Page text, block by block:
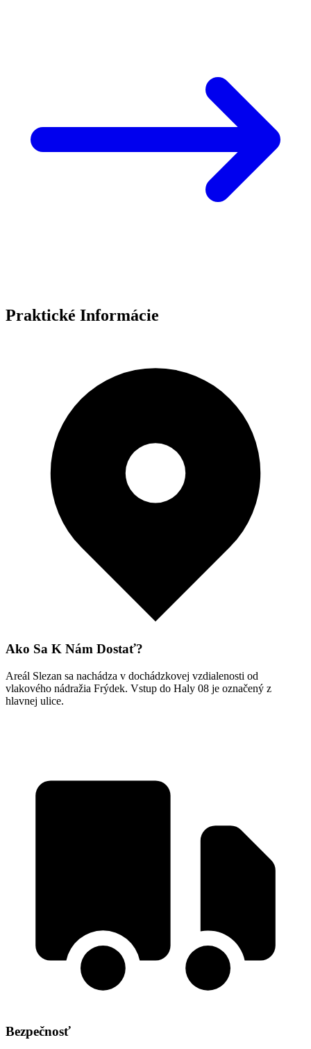
Praktické Informácie
Ako Sa K Nám Dostať?
Areál Slezan sa nachádza v dochádzkovej vzdialenosti od
vlakového nádražia Frýdek. Vstup do Haly 08 je označený z
hlavnej ulice.
Bezpečnosť